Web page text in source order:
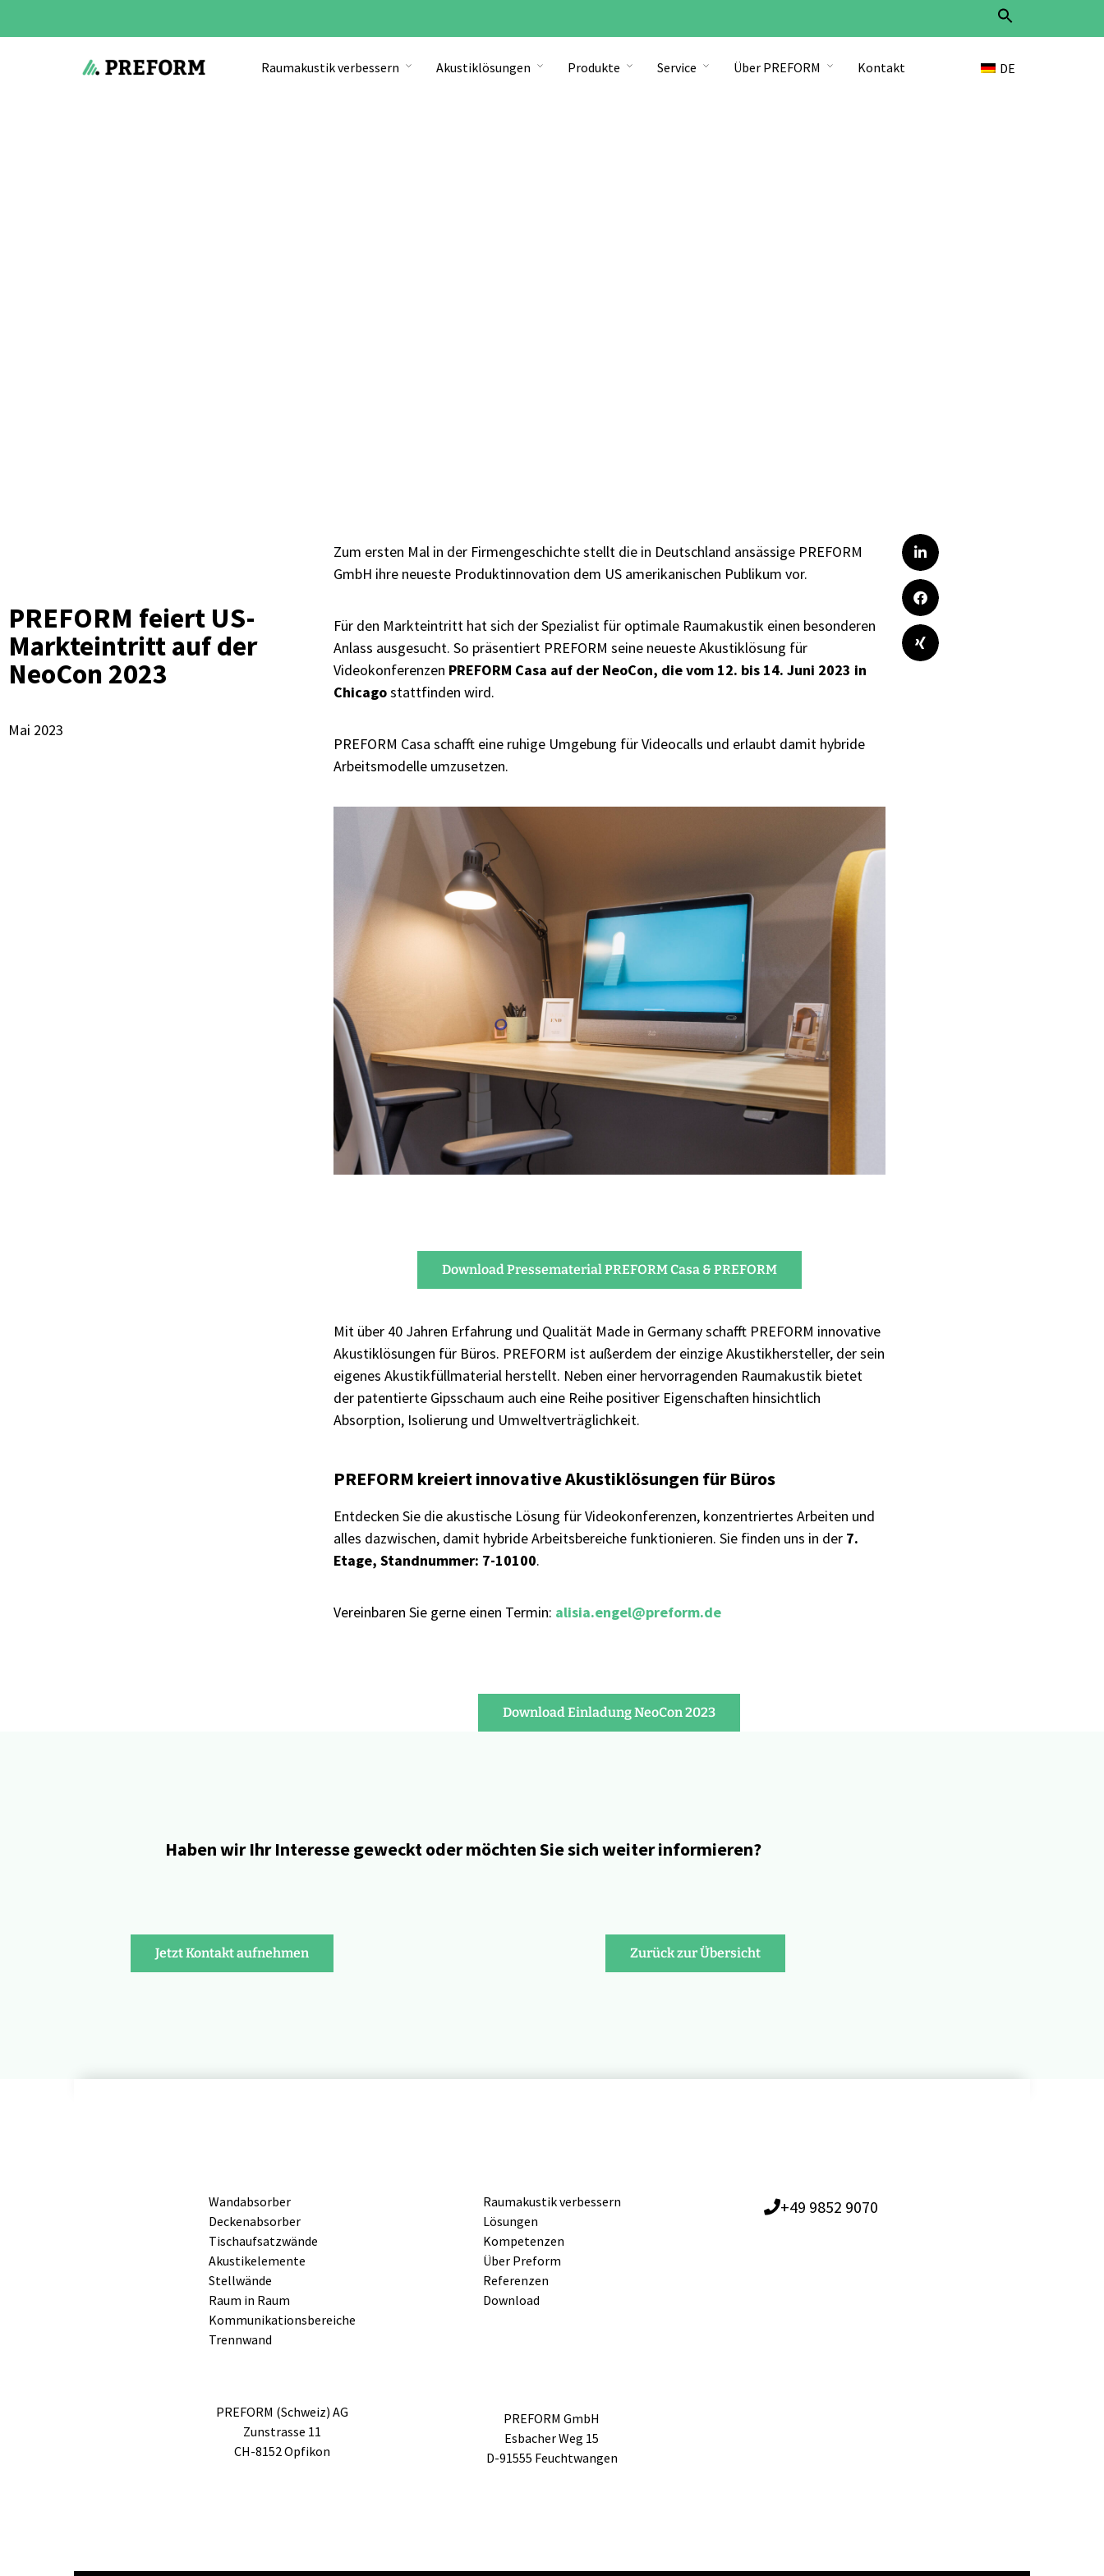
Search Button
Raumakustik verbessern Akustiklösungen Produkte Service Über PREFORM Kontakt DE
PREFORM feiert US-
Markteintritt auf der
NeoCon 2023
Mai 2023
Zum ersten Mal in der Firmengeschichte stellt die in Deutschland ansässige PREFORM
GmbH ihre neueste Produktinnovation dem US amerikanischen Publikum vor.
Für den Markteintritt hat sich der Spezialist für optimale Raumakustik einen besonderen
Anlass ausgesucht. So präsentiert PREFORM seine neueste Akustiklösung für
Videokonferenzen PREFORM Casa auf der NeoCon, die vom 12. bis 14. Juni 2023 in
Chicagostattfinden wird.
PREFORM Casa schafft eine ruhige Umgebung für Videocalls und erlaubt damit hybride
Arbeitsmodelle umzusetzen.
Download Pressematerial PREFORM Casa & PREFORM
Mit über 40 Jahren Erfahrung und Qualität Made in Germany schafft PREFORM innovative
Akustiklösungen für Büros. PREFORM ist außerdem der einzige Akustikhersteller, der sein
eigenes Akustikfüllmaterial herstellt. Neben einer hervorragenden Raumakustik bietet
der patentierte Gipsschaum auch eine Reihe positiver Eigenschaften hinsichtlich
Absorption, Isolierung und Umweltverträglichkeit.
PREFORM kreiert innovative Akustiklösungen für Büros
Entdecken Sie die akustische Lösung für Videokonferenzen, konzentriertes Arbeiten und
alles dazwischen, damit hybride Arbeitsbereiche funktionieren. Sie finden uns in der 7.
Etage, Standnummer: 7-10100.
Vereinbaren Sie gerne einen Termin: alisia.engel@preform.de
Download Einladung NeoCon 2023
Haben wir Ihr Interesse geweckt oder möchten Sie sich weiter informieren?
Jetzt Kontakt aufnehmen Zurück zur Übersicht
Wandabsorber
Deckenabsorber
Tischaufsatzwände
Akustikelemente
Stellwände
Raum in Raum
Kommunikationsbereiche
Trennwand
PREFORM (Schweiz) AG
Zunstrasse 11
CH-8152 Opfikon
Raumakustik verbessern
Lösungen
Kompetenzen
Über Preform
Referenzen
Download
PREFORM GmbH
Esbacher Weg 15
D-91555 Feuchtwangen
+49 9852 9070